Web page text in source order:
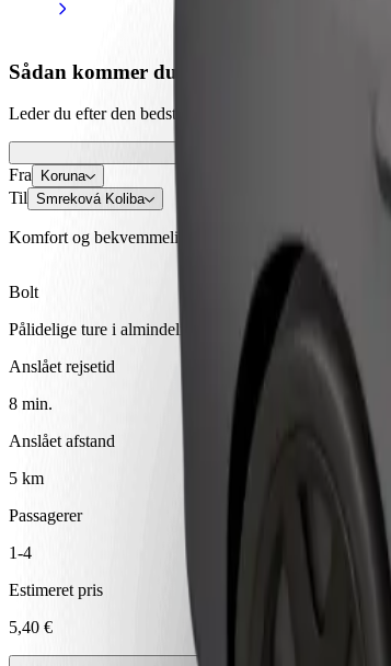
Sådan kommer du fra Koruna til
Leder du efter den bedste måde at komme fra Koruna
Fra Koruna
Til Smreková Koliba
Komfort og bekvemmelighed er kun et par tryk væk!
Bolt
Pålidelige ture i almindelige mellemstore biler.
Anslået rejsetid
8 min.
Anslået afstand
5 km
Passagerer
1-4
Estimeret pris
5,40 €